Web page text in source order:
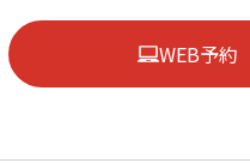
WEB予約